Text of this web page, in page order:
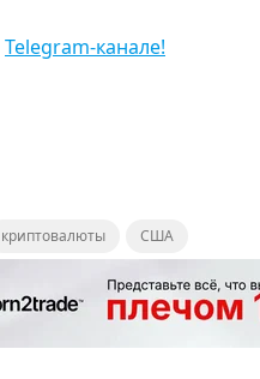
Telegram-канале!
криптовалюты США